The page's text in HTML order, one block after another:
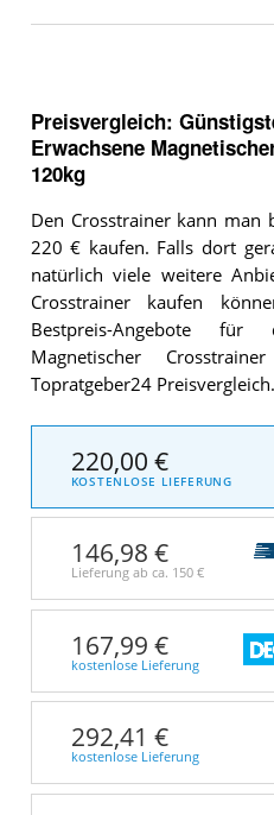
Preisvergleich:
Erwachsene
120kg
Den Crosstrainer kann man
220 € kaufen. Falls dort
natürlich viele weitere
Crosstrainer kaufen
Bestpreis-Angebote
Magnetischer
Topratgeber24 Preisvergleich.
220,00 €
KOSTENLOSE LIEFERUNG
146,98 €
Lieferung ab ca. 150 €
167,99 €
kostenlose Lieferung
292,41 €
kostenlose Lieferung